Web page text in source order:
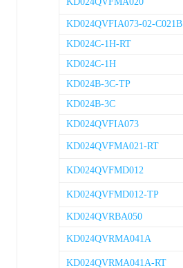
KD024QVFIA073-02-C021B
KD024C-1H-RT
KD024C-1H
KD024B-3C-TP
KD024B-3C
KD024QVFIA073
KD024QVFMA021-RT
KD024QVFMD012
KD024QVFMD012-TP
KD024QVRBA050
KD024QVRMA041A
KD024QVRMA041A-RT